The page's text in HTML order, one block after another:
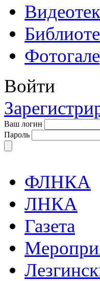
Войти
Ваш логин
Пароль
ФЛНКА
ЛНКА
Газета